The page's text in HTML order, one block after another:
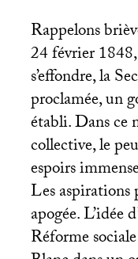
Rappelons
24 février
s’effondre, la
proclamée, un
établi. Dans ce
collective, le
espoirs
Les aspirations
apogée. L’idée
Réforme